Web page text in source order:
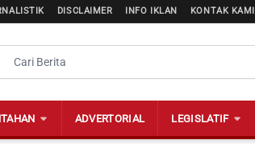
DISCLAIMER INFO IKLAN KONTAK KAMI
ADVERTORIAL LEGISLATIF